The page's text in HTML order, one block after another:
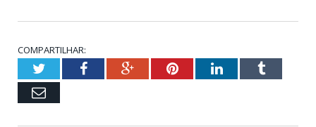
COMPARTILHAR:
TwitterFacebookGoogle+PinterestLinkedInTumblr
Email